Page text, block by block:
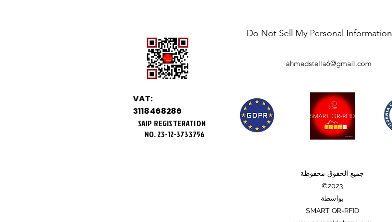
Do Not Sell My Personal Information
ahmedstella6@gmail.com
VAT:
3118468286
SAIP REGISTERATION
NO.23-12-3733756
جميع الحقوق محفوظة
©2023
بواسطة
SMART QR-RFID